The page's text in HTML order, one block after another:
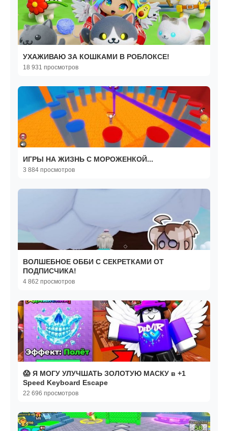
УХАЖИВАЮ ЗА КОШКАМИ В РОБЛОКСЕ!
18 931 просмотров
ИГРЫ НА ЖИЗНЬ С МОРОЖЕНКОЙ...
3 884 просмотров
ВОЛШЕБНОЕ ОББИ С СЕКРЕТКАМИ ОТ
ПОДПИСЧИКА!
4 862 просмотров
😱 Я МОГУ УЛУЧШАТЬ ЗОЛОТУЮ МАСКУ в +1
Speed Keyboard Escape
22 696 просмотров